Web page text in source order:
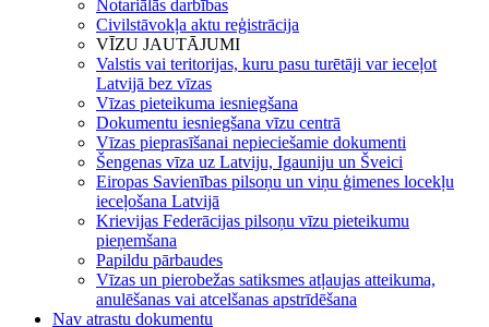
Notariālās darbības
Civilstāvokļa aktu reģistrācija
VĪZU JAUTĀJUMI
Valstis vai teritorijas, kuru pasu turētāji var ieceļot
Latvijā bez vīzas
Vīzas pieteikuma iesniegšana
Dokumentu iesniegšana vīzu centrā
Vīzas pieprasīšanai nepieciešamie dokumenti
Šengenas vīza uz Latviju, Igauniju un Šveici
Eiropas Savienības pilsoņu un viņu ģimenes locekļu
ieceļošana Latvijā
Krievijas Federācijas pilsoņu vīzu pieteikumu
pieņemšana
Papildu pārbaudes
Vīzas un pierobežas satiksmes atļaujas atteikuma,
anulēšanas vai atcelšanas apstrīdēšana
Nav atrastu dokumentu